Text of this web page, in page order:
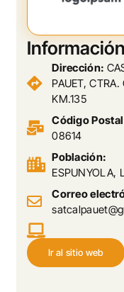
Dirección:
PAUET, CTRA.
KM.135
Código
08614
Población:
ESPUNYOLA,
Correo
Ir al sitio web